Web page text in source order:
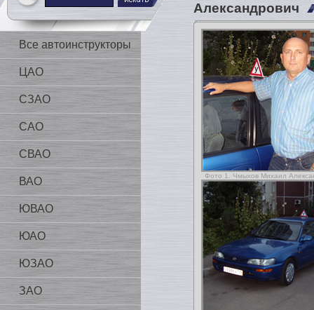
Все автоинструкторы
ЦАО
СЗАО
САО
СВАО
ВАО
ЮВАО
ЮАО
ЮЗАО
ЗАО
Александрович
Фото 1. Чмыхов Михаил